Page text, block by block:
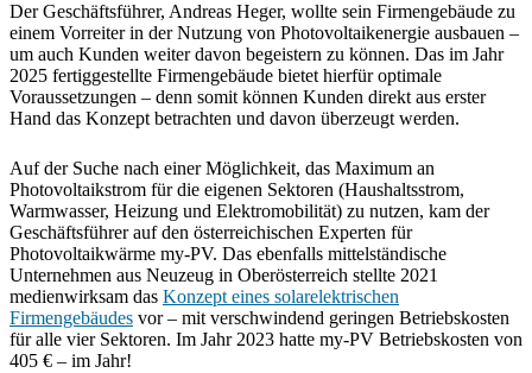
Der Geschäftsführer, Andreas Heger, wollte sein Firmengebäude zu
einem Vorreiter in der Nutzung von Photovoltaikenergie ausbauen –
um auch Kunden weiter davon begeistern zu können. Das im Jahr
2025 fertiggestellte Firmengebäude bietet hierfür optimale
Voraussetzungen – denn somit können Kunden direkt aus erster
Hand das Konzept betrachten und davon überzeugt werden.
Auf der Suche nach einer Möglichkeit, das Maximum an
Photovoltaikstrom für die eigenen Sektoren (Haushaltsstrom,
Warmwasser, Heizung und Elektromobilität) zu nutzen, kam der
Geschäftsführer auf den österreichischen Experten für
Photovoltaikwärme my-PV. Das ebenfalls mittelständische
Unternehmen aus Neuzeug in Oberösterreich stellte 2021
medienwirksam das Konzept eines solarelektrischen
Firmengebäudes vor – mit verschwindend geringen Betriebskosten
für alle vier Sektoren. Im Jahr 2023 hatte my-PV Betriebskosten von
405 € – im Jahr!